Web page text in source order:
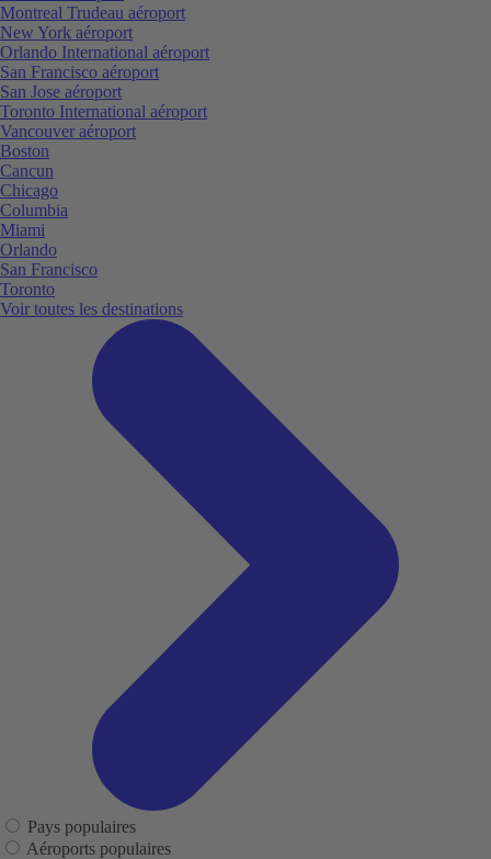
Montreal Trudeau aéroport
New York aéroport
Orlando International aéroport
San Francisco aéroport
San Jose aéroport
Toronto International aéroport
Vancouver aéroport
Boston
Cancun
Chicago
Columbia
Miami
Orlando
San Francisco
Toronto
Voir toutes les destinations
Pays populaires
Aéroports populaires